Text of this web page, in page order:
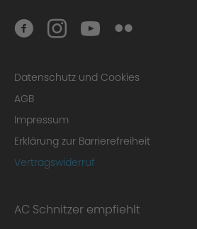
Datenschutz und Cookies
AGB
Impressum
Erklärung zur Barrierefreiheit
Vertragswiderruf
AC Schnitzer empfiehlt